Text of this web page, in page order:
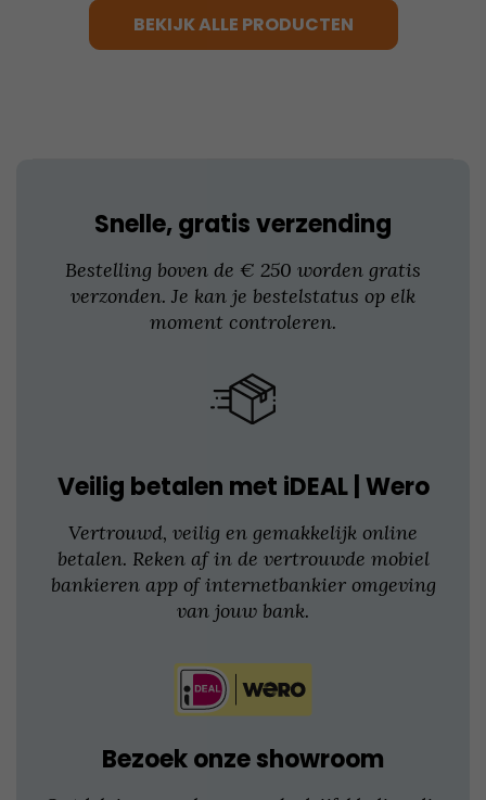
variaties.
productpagina
BEKIJK ALLE PRODUCTEN
Snelle, gratis verzending
Bestelling boven de € 250 worden gratis
verzonden. Je kan je bestelstatus op elk
moment controleren.
Veilig betalen met iDEAL | Wero
Vertrouwd, veilig en gemakkelijk online
betalen. Reken af in de vertrouwde mobiel
bankieren app of internetbankier omgeving
van jouw bank.
Bezoek onze showroom